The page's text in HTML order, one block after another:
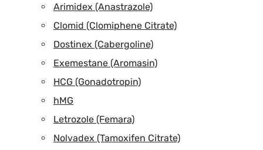
Arimidex (Anastrazole)
Clomid (Clomiphene Citrate)
Dostinex (Cabergoline)
Exemestane (Aromasin)
HCG (Gonadotropin)
hMG
Letrozole (Femara)
Nolvadex (Tamoxifen Citrate)